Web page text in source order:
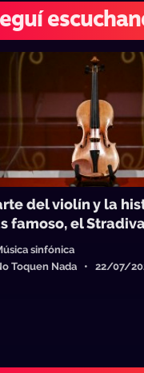
del violín y la
famoso, el
sinfónica
Toquen Nada • 22/07/